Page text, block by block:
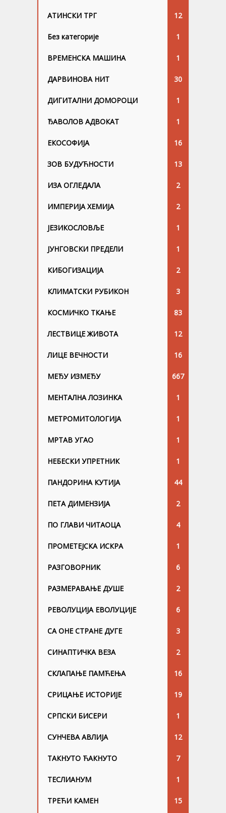
АТИНСКИ ТРГ 12
Без категорије 1
ВРЕМЕНСКА МАШИНА 1
ДАРВИНОВА НИТ 30
ДИГИТАЛНИ ДОМОРОЦИ 1
ЂАВОЛОВ АДВОКАТ 1
ЕКОСОФИЈА 16
ЗОВ БУДУЋНОСТИ 13
ИЗА ОГЛЕДАЛА 2
ИМПЕРИЈА ХЕМИЈА 2
ЈЕЗИКОСЛОВЉЕ 1
ЈУНГОВСKИ ПРЕДЕЛИ 1
КИБОГИЗАЦИЈА 2
КЛИМАТСКИ РУБИКОН 3
КОСМИЧКО ТКАЊЕ 83
ЛЕСТВИЦЕ ЖИВОТА 12
ЛИЦЕ ВЕЧНОСТИ 16
МЕЂУ ИЗМЕЂУ 667
МЕНТАЛНА ЛОЗИНКА 1
МЕТРОМИТОЛОГИЈА 1
МРТАВ УГАО 1
НЕБЕСКИ УПРЕТНИК 1
ПАНДОРИНА КУТИЈА 44
ПЕТА ДИМЕНЗИЈА 2
ПО ГЛАВИ ЧИТАОЦА 4
ПРОМЕТЕЈСКА ИСКРА 1
РАЗГОВОРНИК 6
РАЗМЕРАВАЊЕ ДУШЕ 2
РЕВОЛУЦИЈА ЕВОЛУЦИЈЕ 6
СА ОНЕ СТРАНЕ ДУГЕ 3
СИНАПТИЧКА ВЕЗА 2
СКЛАПАЊЕ ПАМЋЕЊА 16
СРИЦАЊЕ ИСТОРИЈЕ 19
СРПСКИ БИСЕРИ 1
СУНЧЕВА АВЛИЈА 12
ТАКНУТО ЋАКНУТО 7
ТЕСЛИАНУМ 1
ТРЕЋИ КАМЕН 15